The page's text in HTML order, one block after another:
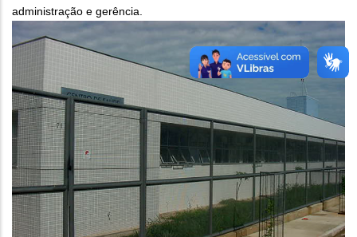
administração e gerência.